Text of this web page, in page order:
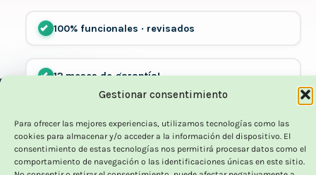
Gestionar consentimiento
Para ofrecer las mejores experiencias, utilizamos tecnologías como las
cookies para almacenar y/o acceder a la información del dispositivo. El
consentimiento de estas tecnologías nos permitirá procesar datos como el
comportamiento de navegación o las identificaciones únicas en este sitio.
100% funcionales · revisados
12 meses de garantía!
Hasta un 70% más baratos que uno nuevo